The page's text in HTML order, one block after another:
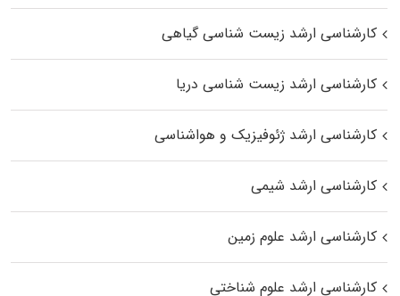
کارشناسی ارشد زیست‌ شناسی گیاهی
کارشناسی ارشد زیست‌ شناسی دریا
کارشناسی ارشد ژئوفیزیک و هواشناسی
کارشناسی ارشد شیمی
کارشناسی ارشد علوم زمین
کارشناسی ارشد علوم شناختی